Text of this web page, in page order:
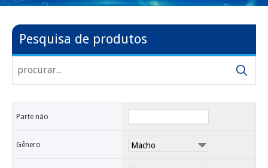
Pesquisa de produtos
Parte não
Gênero